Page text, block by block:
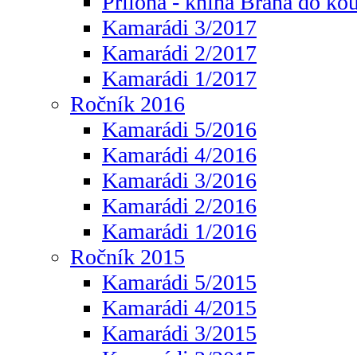
Kamarádi 3/2017
Kamarádi 2/2017
Kamarádi 1/2017
Ročník 2016
Kamarádi 5/2016
Kamarádi 4/2016
Kamarádi 3/2016
Kamarádi 2/2016
Kamarádi 1/2016
Ročník 2015
Kamarádi 5/2015
Kamarádi 4/2015
Kamarádi 3/2015